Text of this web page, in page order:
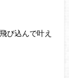
び込んで叶え